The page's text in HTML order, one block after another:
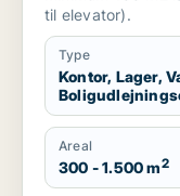
m.fl.
til elevator).
Type
Kontor, Lager,
Areal
300 - 1.500 m2